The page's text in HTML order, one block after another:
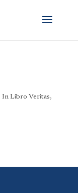
In Libro Veritas,